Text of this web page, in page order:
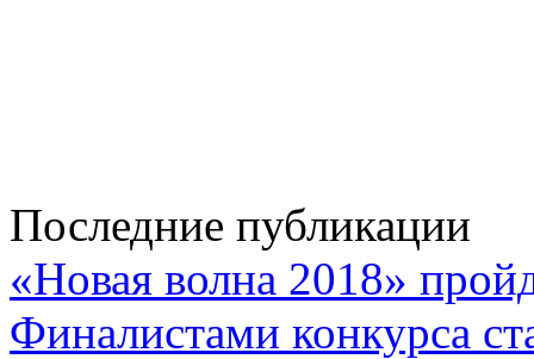
Последние публикации
«Новая волна 2018»
Финалистами конкурса